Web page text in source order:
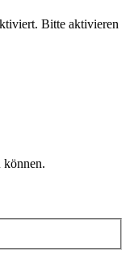
Bitte aktivieren
können.